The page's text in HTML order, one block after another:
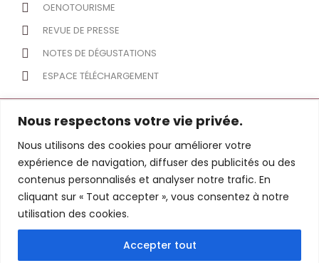
Nous respectons votre vie privée.
Nous utilisons des cookies pour améliorer votre
expérience de navigation, diffuser des publicités ou des
contenus personnalisés et analyser notre trafic. En
cliquant sur « Tout accepter », vous consentez à notre
utilisation des cookies.
Accepter tout
OENOTOURISME
REVUE DE PRESSE
NOTES DE DÉGUSTATIONS
ESPACE TÉLÉCHARGEMENT
Mentions Légales Paiement
Espace Membre Contact
www.domainelacolliere.com